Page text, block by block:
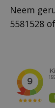
Neem
5581528 of